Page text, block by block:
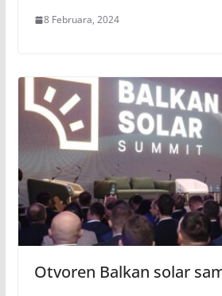
8 Februara, 2024
Otvoren Balkan solar